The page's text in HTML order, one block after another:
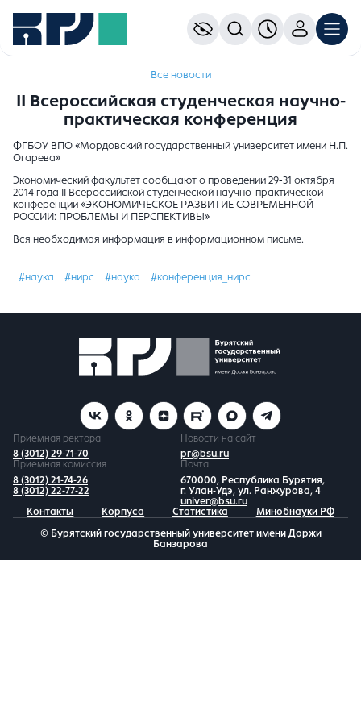
Все новости
II Всероссийская студенческая научно-
практическая конференция
ФГБОУ ВПО «Мордовский государственный университет имени Н.П.
Огарева»
Экономический факультет сообщают о проведении 29-31 октября
2014 года II Всероссийской студенческой научно-практической
конференции «ЭКОНОМИЧЕСКОЕ РАЗВИТИЕ СОВРЕМЕННОЙ
РОССИИ: ПРОБЛЕМЫ И ПЕРСПЕКТИВЫ»
Вся необходимая информация в информационном письме.
#наука #нирс #наука #конференция_нирс
Приемная ректора
8 (3012) 29-71-70
Новости на сайт
pr@bsu.ru
Приемная комиссия
8 (3012) 21-74-26
8 (3012) 22-77-22
Почта
670000, Республика Бурятия,
г. Улан-Удэ, ул. Ранжурова, 4
univer@bsu.ru
Контакты
Корпуса Статистика Минобнауки РФ
© Бурятский государственный университет имени Доржи
Банзарова